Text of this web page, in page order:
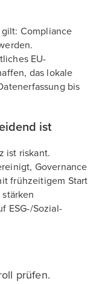
Compliance
EU-
das lokale
bis
ist
ist riskant.
Governance
frühzeitigem Start
ESG-/Sozial-
prüfen.